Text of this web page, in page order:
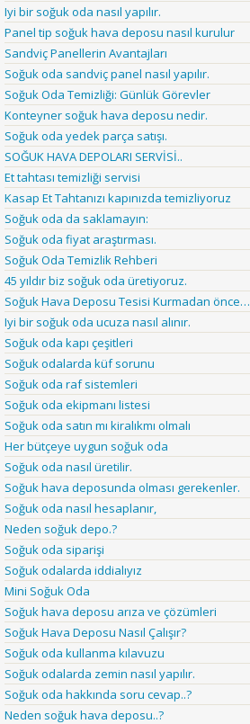
Iyi bir soğuk oda nasıl yapılır.
Panel tip soğuk hava deposu nasıl kurulur
Sandviç Panellerin Avantajları
Soğuk oda sandviç panel nasıl yapılır.
Soğuk Oda Temizliği: Günlük Görevler
Konteyner soğuk hava deposu nedir.
Soğuk oda yedek parça satışı.
SOĞUK HAVA DEPOLARI SERVİSİ..
Et tahtası temizliği servisi
Kasap Et Tahtanızı kapınızda temizliyoruz
Soğuk oda da saklamayın:
Soğuk oda fiyat araştırması.
Soğuk Oda Temizlik Rehberi
45 yıldır biz soğuk oda üretiyoruz.
Soğuk Hava Deposu Tesisi Kurmadan önce…
Iyi bir soğuk oda ucuza nasıl alınır.
Soğuk oda kapı çeşitleri
Soğuk odalarda küf sorunu
Soğuk oda raf sistemleri
Soğuk oda ekipmanı listesi
Soğuk oda satın mı kiralıkmı olmalı
Her bütçeye uygun soğuk oda
Soğuk oda nasıl üretilir.
Soğuk hava deposunda olması gerekenler.
Soğuk oda nasıl hesaplanır,
Neden soğuk depo.?
Soğuk oda siparişi
Soğuk odalarda iddialıyız
Mini Soğuk Oda
Soğuk hava deposu arıza ve çözümleri
Soğuk Hava Deposu Nasıl Çalışır?
Soğuk oda kullanma kılavuzu
Soğuk odalarda zemin nasıl yapılır.
Soğuk oda hakkında soru cevap..?
Neden soğuk hava deposu..?